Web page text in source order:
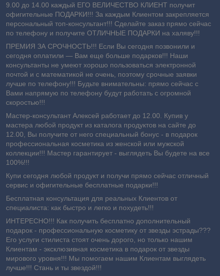
9.00 до 14.00 каждый ЕГО ВЕЛИЧЕСТВО КЛИЕНТ получит
офигительные ПОДАРКИ!!! За каждым Клиентом закрепляется
персональный топ-консультант!!! Сделайте заказ прямо сейчас
по телефону и получите ОТЛИЧНЫЕ ПОДАРКИ на халяву!!!
ПРЕМИЯ ЗА СРОЧНОСТЬ!!! Если Вы сегодня позвонили и
сегодня оплатили ― Вам еще больше подарков!!! Наши
консультанты не умеют хорошо пользоваться электронной
почтой и с математикой не очень, поэтому срочные заявки
лучше по телефону!!! Будьте внимательны: прямо сейчас с
Вами напрямую по телефону будут работать с огромной
скоростью!!!
Мастер-консультант Алексей работает до 12.00. Купив у
мастера любой продукт из каталога продуктов на сайте до
12.00, Вы получите от него специальный бонус - в подарок
профессиональная косметика из женской или мужской
коллекции!!! Мастер гарантирует - выглядеть Вы будете на все
100%!!!
Купи сегодня любой продукт и получи прямо сейчас отличный
сервис и офигительные бесплатные подарки!!!
Бесплатная консультация для реальных Клиентов от
специалиста: как быстро и легко и похудеть!!!
ИНТЕРЕСНО!!! Как получить бесплатно дополнительный
подарок - профессиональную косметику от звезды эстрады???
Его услуги стилиста стоят очень дорого, но только нашим
Клиентам - эксклюзивная косметика в подарок от звезды
мирового уровня!!! Мы помогаем нашим Клиентам выглядеть
лучше!!! Стань и ты звездой!!!